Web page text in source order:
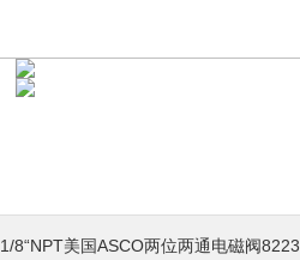
1/8“NPT美国ASCO两位两通电磁阀8223G023 220VAC